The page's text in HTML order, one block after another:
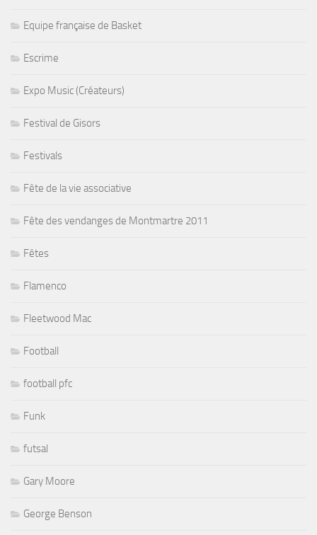
Equipe française de Basket
Escrime
Expo Music (Créateurs)
Festival de Gisors
Festivals
Fête de la vie associative
Fête des vendanges de Montmartre 2011
Fêtes
Flamenco
Fleetwood Mac
Football
football pfc
Funk
futsal
Gary Moore
George Benson